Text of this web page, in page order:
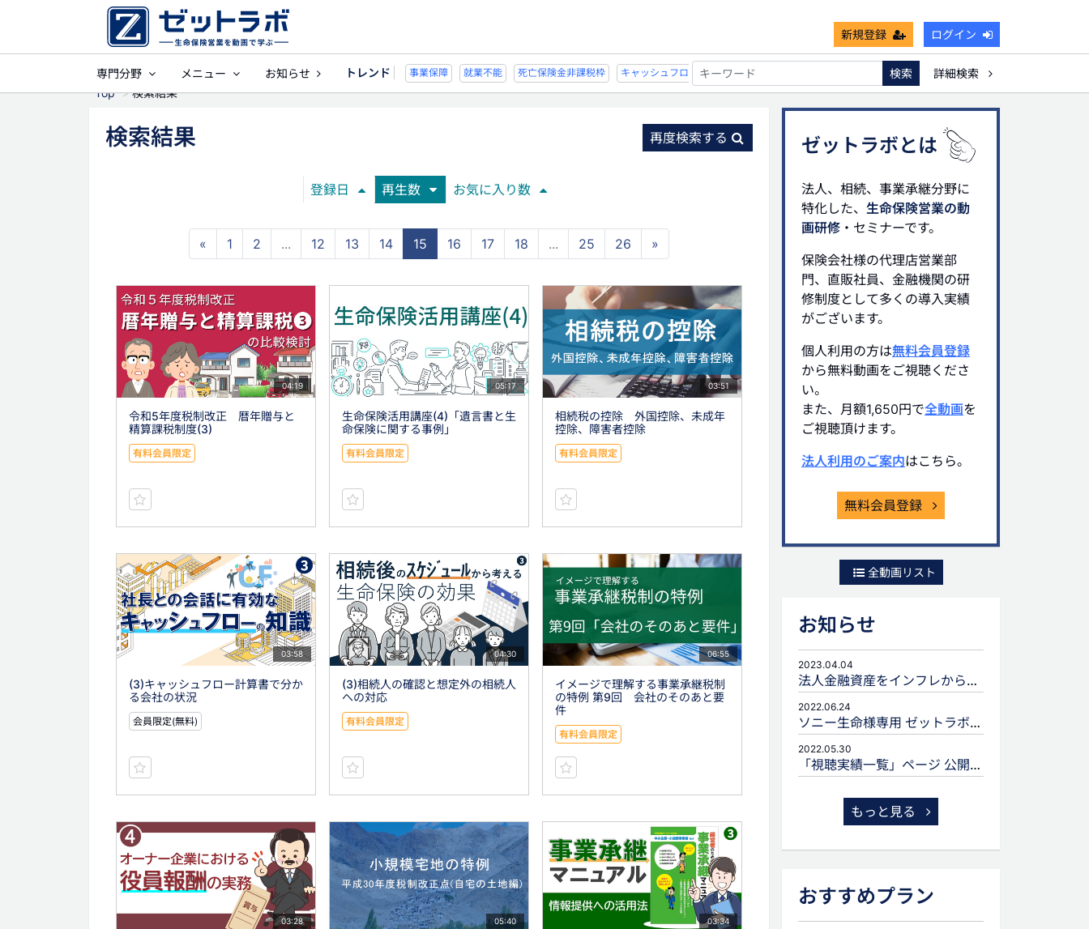
新規登録 ログイン
専門分野 メニュー お知らせ トレンド
事業保障 就業不能 死亡保険金非課税枠 キャッシュフロー 宗教法人 事業保障 就業不能 死亡保険金非課税枠 キャッシュフロー 宗教法人
検索
詳細検索
Top
検索結果
検索結果 再度検索する
登録日 再生数 お気に入り数
« 1 2 ... 12 13 14 15 16 17 18 ... 25 26 »
04:19
令和5年度税制改正 暦年贈与と
精算課税制度(3)
有料会員限定
05:17
生命保険活用講座(4)「遺言書と生
命保険に関する事例」
有料会員限定
03:51
相続税の控除 外国控除、未成年
控除、障害者控除
有料会員限定
03:58
(3)キャッシュフロー計算書で分か
る会社の状況
会員限定(無料)
04:30
(3)相続人の確認と想定外の相続人
への対応
有料会員限定
06:55
イメージで理解する事業承継税制
の特例 第9回 会社のそのあと要
件
有料会員限定
03:28 05:40 03:34
ゼットラボとは
法人、相続、事業承継分野に
特化した、 生命保険営業の動
画研修 ・セミナーです。
保険会社様の代理店営業部
門、直販社員、金融機関の研
修制度として多くの導入実績
がございます。
個人利用の方は無料会員登録
から無料動画をご視聴くださ
い。
また、月額1,650円で全動画を
ご視聴頂けます。
法人利用のご案内はこちら。
無料会員登録
全動画リスト
お知らせ
2023.04.04
法人金融資産をインフレから守るための生命保険活用
2022.06.24
ソニー生命様専用 ゼットラボforLIFEPLANNERのご案内
2022.05.30
「視聴実績一覧」ページ 公開のお知らせ
もっと見る
おすすめプラン